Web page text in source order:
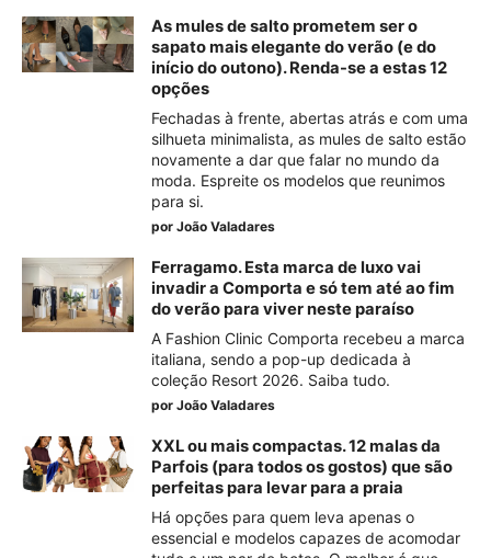
As mules de salto prometem ser o
sapato mais elegante do verão (e do
início do outono). Renda-se a estas 12
opções
Fechadas à frente, abertas atrás e com uma
silhueta minimalista, as mules de salto estão
novamente a dar que falar no mundo da
moda. Espreite os modelos que reunimos
para si.
por João Valadares
Ferragamo. Esta marca de luxo vai
invadir a Comporta e só tem até ao fim
do verão para viver neste paraíso
A Fashion Clinic Comporta recebeu a marca
italiana, sendo a pop-up dedicada à
coleção Resort 2026. Saiba tudo.
por João Valadares
XXL ou mais compactas. 12 malas da
Parfois (para todos os gostos) que são
perfeitas para levar para a praia
Há opções para quem leva apenas o
essencial e modelos capazes de acomodar